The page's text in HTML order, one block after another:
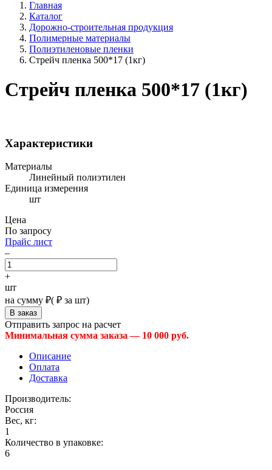
Главная
Каталог
Дорожно-строительная продукция
Полимерные материалы
Полиэтиленовые пленки
Стрейч пленка 500*17 (1кг)
Стрейч пленка 500*17 (1кг)
Характеристики
Материалы
Линейный полиэтилен
Единица измерения
шт
Цена
По запросу
Прайс лист
–
+
шт
на сумму ₽( ₽ за шт)
Отправить запрос на расчет
Минимальная сумма заказа — 10 000 руб.
Описание
Оплата
Доставка
Производитель:
Россия
Вес, кг:
1
Количество в упаковке:
6